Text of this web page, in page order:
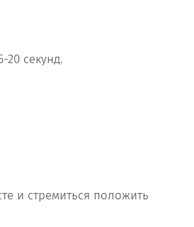
секунд.
и стремиться положить